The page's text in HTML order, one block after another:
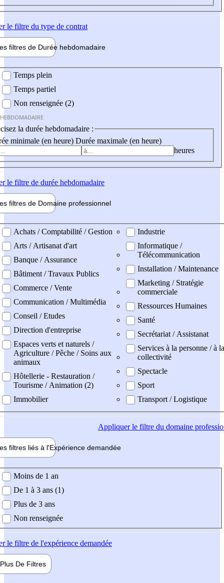
le filtre du type de contrat
filtres de Durée hebdomadaire
Temps plein
Temps partiel
Non renseignée (2)
la durée hebdomadaire :
minimale (en heure) Durée maximale (en heure)
heures
le filtre de durée hebdomadaire
filtres de Domaine professionnel
professionel
Achats / Comptabilité / Gestion
Arts / Artisanat d'art
Banque / Assurance
Bâtiment / Travaux Publics
Commerce / Vente
Communication / Multimédia
Conseil / Etudes
Direction d'entreprise
Espaces verts et naturels /
Agriculture / Pêche / Soins aux
animaux
Hôtellerie - Restauration /
Tourisme / Animation (2)
Immobilier
Industrie
Informatique /
Télécommunication
Installation / Maintenance
Marketing / Stratégie
commerciale
Ressources Humaines
Santé
Secrétariat / Assistanat
Services à la personne / à la
collectivité
Spectacle
Sport
Transport / Logistique
Appliquerle filtre du domaine
filtres liés à l'Expérience demandée
demandée
Moins de 1 an
De 1 à 3 ans (1)
Plus de 3 ans
Non renseignée
le filtre de l'expérience demandée
Plus De Filtres